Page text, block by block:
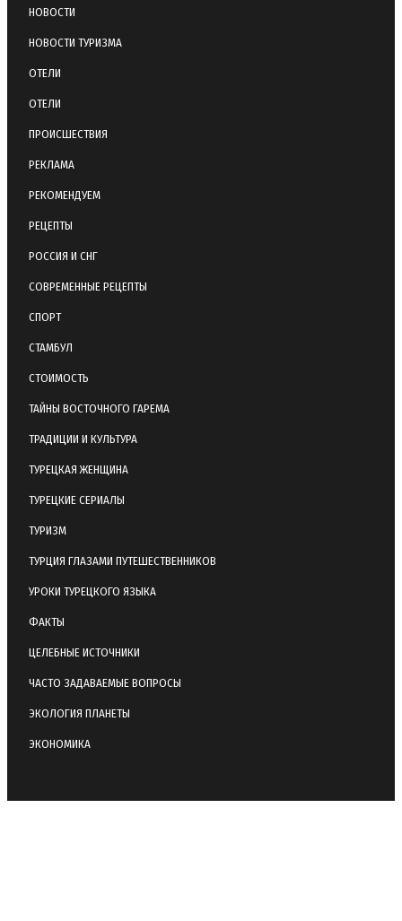
НОВОСТИ
НОВОСТИ ТУРИЗМА
ОТЕЛИ
ОТЕЛИ
ПРОИСШЕСТВИЯ
РЕКЛАМА
РЕКОМЕНДУЕМ
РЕЦЕПТЫ
РОССИЯ И СНГ
СОВРЕМЕННЫЕ РЕЦЕПТЫ
СПОРТ
СТАМБУЛ
СТОИМОСТЬ
ТАЙНЫ ВОСТОЧНОГО ГАРЕМА
ТРАДИЦИИ И КУЛЬТУРА
ТУРЕЦКАЯ ЖЕНЩИНА
ТУРЕЦКИЕ СЕРИАЛЫ
ТУРИЗМ
ТУРЦИЯ ГЛАЗАМИ ПУТЕШЕСТВЕННИКОВ
УРОКИ ТУРЕЦКОГО ЯЗЫКА
ФАКТЫ
ЦЕЛЕБНЫЕ ИСТОЧНИКИ
ЧАСТО ЗАДАВАЕМЫЕ ВОПРОСЫ
ЭКОЛОГИЯ ПЛАНЕТЫ
ЭКОНОМИКА